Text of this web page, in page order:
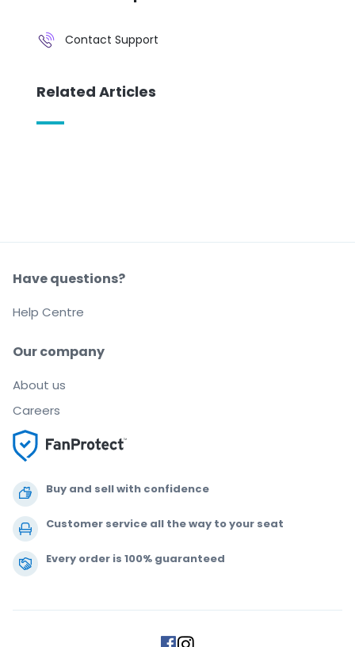
Contact Support
Related Articles
Buy and sell with confidence
Customer service all the way to your seat
Every order is 100% guaranteed
Our company
About us
Careers
Have questions?
Help Centre
.